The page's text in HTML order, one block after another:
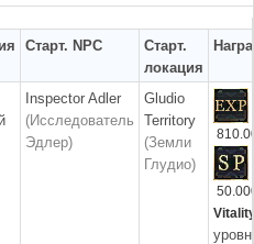
Старт. NPC
Старт.
локация
Inspector Adler
(Исследователь
Эдлер)
Gludio
Territory
(Земли
Глудио)